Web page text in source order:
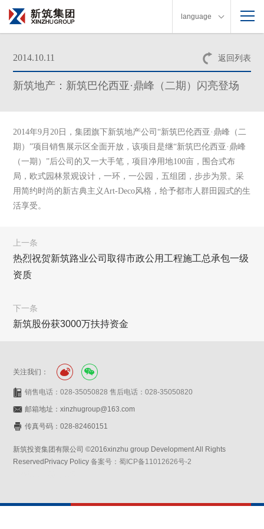
language
返回列表
2014.10.11
新筑地产：新筑巴伦西亚·鼎峰（二期）闪亮登场
2014年9月20日，集团旗下新筑地产公司“新筑巴伦西亚·鼎峰（二
期）”项目销售展示区全面开放，该项目是继“新筑巴伦西亚·鼎峰
（一期）”后公司的又一大手笔，项目净用地100亩，围合式布
局，欧式园林景观设计，一环，一公园，五组团，步步为景。采
用简约时尚的新古典主义Art-Deco风格，给予都市人群田园式的生
活享受。
上一条
热烈祝贺新筑路业公司取得市政公用工程施工总承包一级
资质
下一条
新筑股份获3000万扶持资金
关注我们：
销售电话：028-35050828 售后电话：028-35050820
邮箱地址：xinzhugroup@163.com
传真号码：028-82460151
新筑投资集团有限公司 ©2016xinzhu group Development All Rights
ReservedPrivacy Policy备案号：蜀ICP备11012626号-2